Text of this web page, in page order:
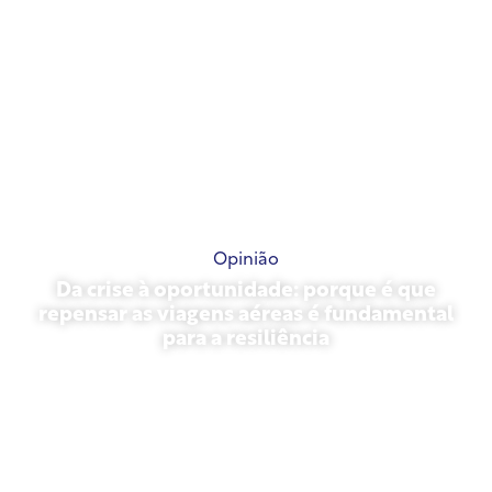
Opinião
Da crise à oportunidade: porque é que
repensar as viagens aéreas é fundamental
para a resiliência